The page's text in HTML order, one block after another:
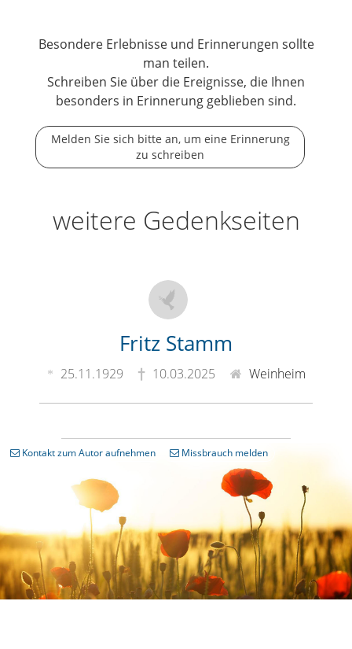
Besondere Erlebnisse und Erinnerungen sollte
man teilen.
Schreiben Sie über die Ereignisse, die Ihnen
besonders in Erinnerung geblieben sind.
Melden Sie sich bitte an, um eine Erinnerung
zu schreiben
weitere Gedenkseiten
Fritz Stamm
25.11.1929 10.03.2025 Weinheim
Kontakt zum Autor aufnehmen Missbrauch melden